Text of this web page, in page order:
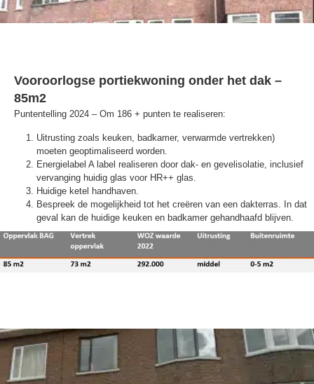
Vooroorlogse portiekwoning onder het dak –
85m2
Puntentelling 2024 – Om 186 + punten te realiseren:
Uitrusting zoals keuken, badkamer, verwarmde vertrekken)
moeten geoptimaliseerd worden.
Energielabel A label realiseren door dak- en gevelisolatie, inclusief
vervanging huidig glas voor HR++ glas.
Huidige ketel handhaven.
Bespreek de mogelijkheid tot het creëren van een dakterras. In dat
geval kan de huidige keuken en badkamer gehandhaafd blijven.